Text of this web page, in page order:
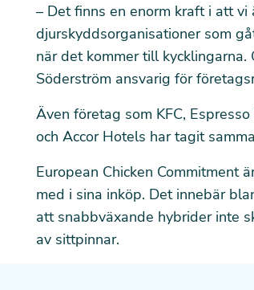
– Det finns en enorm kraft i att
djurskyddsorganisationer som
när det kommer till
Söderström ansvarig för
Även företag som KFC,
och Accor Hotels har tagit
European Chicken Commitment
med i sina inköp. Det innebär
att snabbväxande hybrider inte
av sittpinnar.